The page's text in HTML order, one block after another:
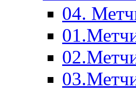
04.